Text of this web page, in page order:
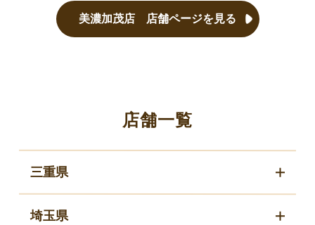
美濃加茂店 店舗ページを見る
店舗一覧
三重県
埼玉県